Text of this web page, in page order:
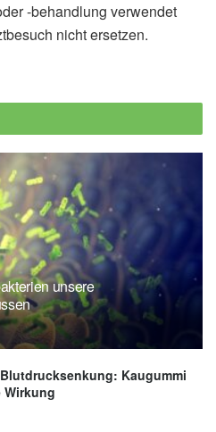
www.heilkraeuter.de
Lehrbuch der biologischen
Olms Verlag, 1938
al.: "Experimental insights on
hypothesis in
loosestrife (Lythrum
Journal ob Botany,
4, 2017,Wiley Online
Der grüne Hain, Books on
Wilde Kräuter und Heilende
und Seele: Ein Kurs in
-behandlung verwendet
nicht ersetzen.
unsere
Kaugummi
Wirkung